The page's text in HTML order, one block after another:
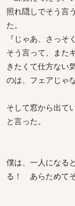
照れ隠しでそう言
た。
『じゃあ、さっそ
そう言って、また
きたくて仕方ない
のは、フェアじゃ
そして窓から出て
と言った。
僕は、一人になる
る！ あらためてそ